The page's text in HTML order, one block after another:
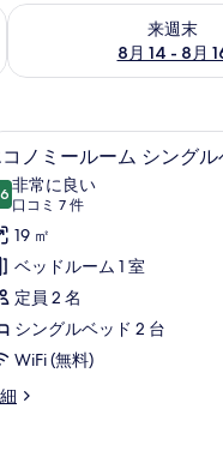
ク
来週末
8月 14 - 8月
来週末 8月 14 - 8月 16 の
| ミニバー、セーフティボッ
3 ノミールーム シング
点中 8.6
非常に良い
口コミ 7 件
(口
コ
ミ
7
件)
19 ㎡
ベッドルーム 1 室
定員 2 名
シングルベッド 2 台
WiFi (無料)